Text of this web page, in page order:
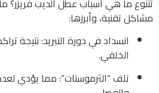
تتنوع ما هي أسباب عطل الديب فريزر؟
مشاكل تقنية، وأبرزها:
انسداد في دورة التبريد: نتيجة
الخلفي.
تلف “الثرموستات”: مما يؤدي